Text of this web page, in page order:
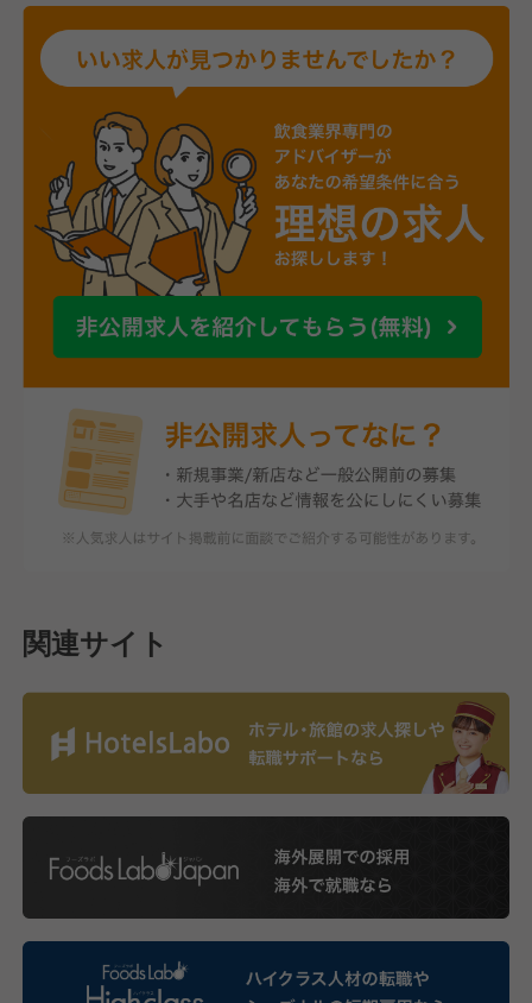
関連サイト